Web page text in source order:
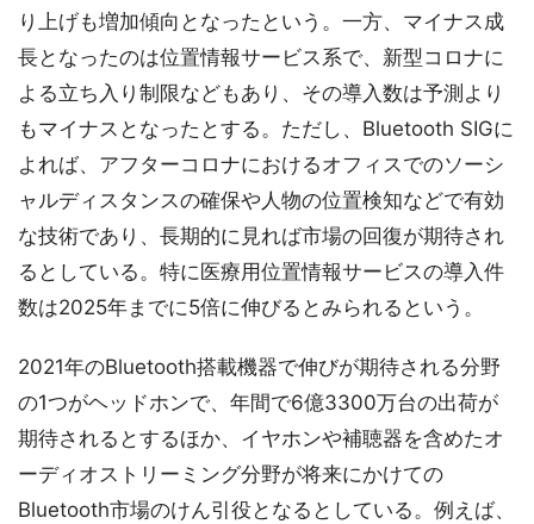
り上げも増加傾向となったという。一方、マイナス成
長となったのは位置情報サービス系で、新型コロナに
よる立ち入り制限などもあり、その導入数は予測より
もマイナスとなったとする。ただし、Bluetooth SIGに
よれば、アフターコロナにおけるオフィスでのソーシ
ャルディスタンスの確保や人物の位置検知などで有効
な技術であり、長期的に見れば市場の回復が期待され
るとしている。特に医療用位置情報サービスの導入件
数は2025年までに5倍に伸びるとみられるという。
2021年のBluetooth搭載機器で伸びが期待される分野
の1つがヘッドホンで、年間で6億3300万台の出荷が
期待されるとするほか、イヤホンや補聴器を含めたオ
ーディオストリーミング分野が将来にかけての
Bluetooth市場のけん引役となるとしている。例えば、